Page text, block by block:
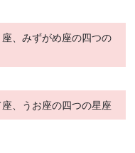
、みずがめ座の四つの
、うお座の四つの星座